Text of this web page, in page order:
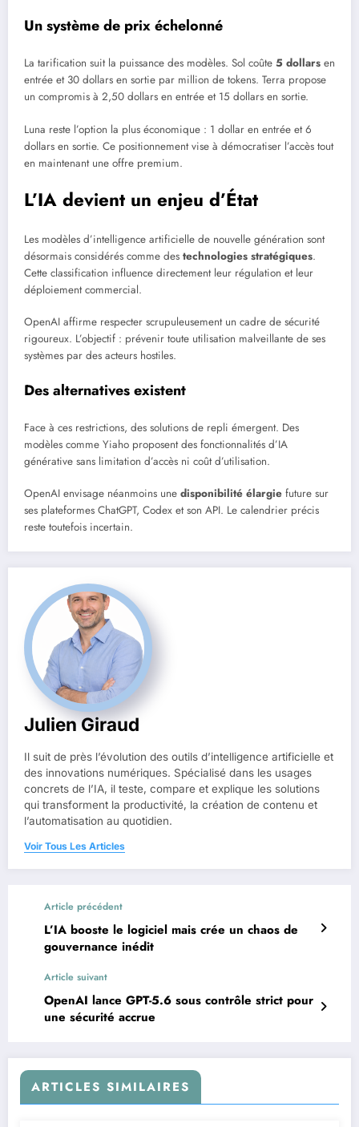
Un système de prix échelonné
La tarification suit la puissance des modèles. Sol coûte 5 dollars en
entrée et 30 dollars en sortie par million de tokens. Terra propose
un compromis à 2,50 dollars en entrée et 15 dollars en sortie.
Luna reste l’option la plus économique : 1 dollar en entrée et 6
dollars en sortie. Ce positionnement vise à démocratiser l’accès tout
en maintenant une offre premium.
L’IA devient un enjeu d’État
Les modèles d’intelligence artificielle de nouvelle génération sont
désormais considérés comme des technologies stratégiques.
Cette classification influence directement leur régulation et leur
déploiement commercial.
OpenAI affirme respecter scrupuleusement un cadre de sécurité
rigoureux. L’objectif : prévenir toute utilisation malveillante de ses
systèmes par des acteurs hostiles.
Des alternatives existent
Face à ces restrictions, des solutions de repli émergent. Des
modèles comme Yiaho proposent des fonctionnalités d’IA
générative sans limitation d’accès ni coût d’utilisation.
OpenAI envisage néanmoins une disponibilité élargie future sur
ses plateformes ChatGPT, Codex et son API. Le calendrier précis
reste toutefois incertain.
Julien Giraud
Il suit de près l’évolution des outils d’intelligence artificielle et
des innovations numériques. Spécialisé dans les usages
concrets de l’IA, il teste, compare et explique les solutions
qui transforment la productivité, la création de contenu et
l’automatisation au quotidien.
Voir Tous Les Articles
Article précédent
L’IA booste le logiciel mais crée un chaos de
gouvernance inédit
Article suivant
OpenAI lance GPT-5.6 sous contrôle strict pour
une sécurité accrue
ARTICLES SIMILAIRES